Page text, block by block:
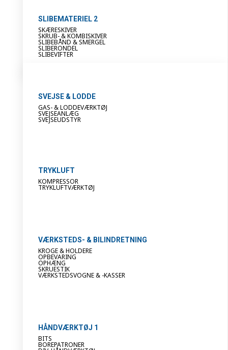
SLIBEMATERIEL 2
SKÆRESKIVER
SKRUB- & KOMBISKIVER
SLIBEBÅND & SMERGEL
SLIBERONDEL
SLIBEVIFTER
SVEJSE & LODDE
GAS- & LODDEVÆRKTØJ
SVEJSEANLÆG
SVEJSEUDSTYR
TRYKLUFT
KOMPRESSOR
TRYKLUFTVÆRKTØJ
VÆRKSTEDS- & BILINDRETNING
KROGE & HOLDERE
OPBEVARING
OPHÆNG
SKRUESTIK
VÆRKSTEDSVOGNE & -KASSER
HÅNDVÆRKTØJ 1
BITS
BOREPATRONER